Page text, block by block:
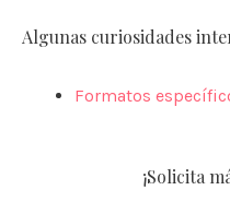
Algunas curiosidades
Formatos
¡Solicita